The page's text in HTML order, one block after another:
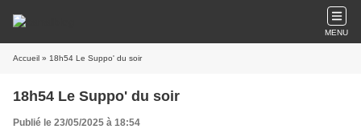
MENU
Accueil » 18h54 Le Suppo' du soir
18h54 Le Suppo' du soir
Publié le 23/05/2025 à 18:54